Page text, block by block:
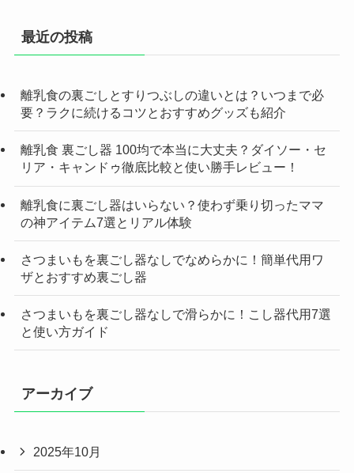
最近の投稿
離乳食の裏ごしとすりつぶしの違いとは？いつまで必
要？ラクに続けるコツとおすすめグッズも紹介
離乳食 裏ごし器 100均で本当に大丈夫？ダイソー・セ
リア・キャンドゥ徹底比較と使い勝手レビュー！
離乳食に裏ごし器はいらない？使わず乗り切ったママ
の神アイテム7選とリアル体験
さつまいもを裏ごし器なしでなめらかに！簡単代用ワ
ザとおすすめ裏ごし器
さつまいもを裏ごし器なしで滑らかに！こし器代用7選
と使い方ガイド
アーカイブ
2025年10月